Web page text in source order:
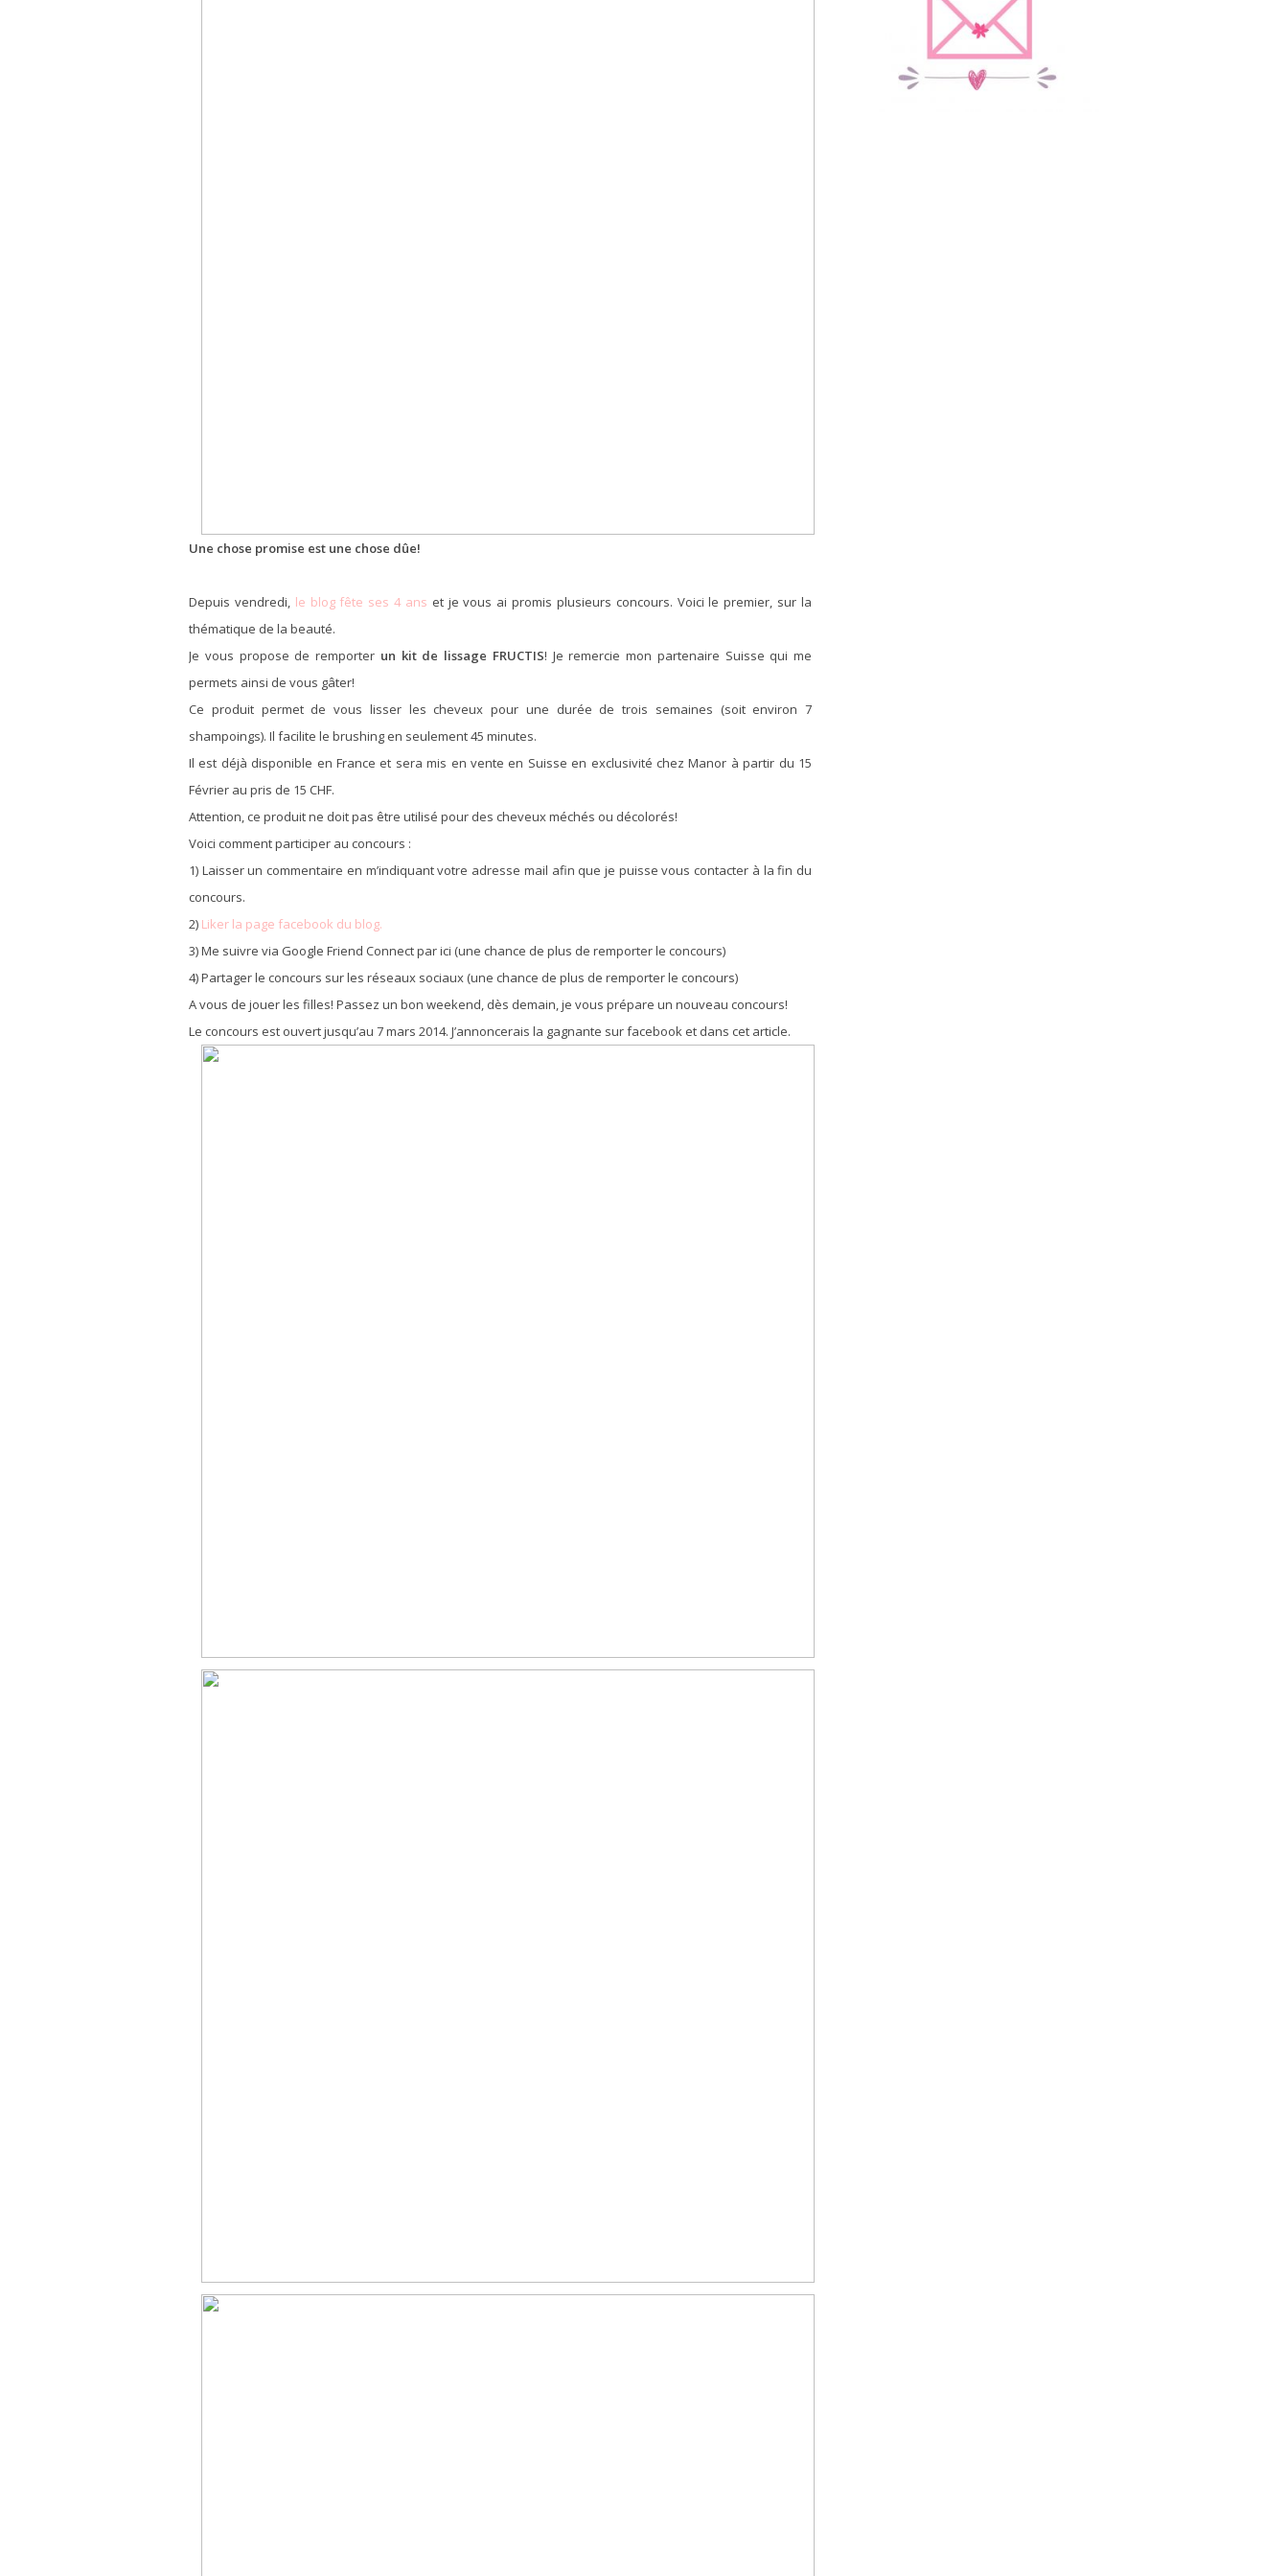
Une chose promise est une chose dûe!
Depuis vendredi, le blog fête ses 4 ans et je vous ai promis plusieurs concours. Voici le premier, sur la
thématique de la beauté.
Je vous propose de remporter un kit de lissage FRUCTIS! Je remercie mon partenaire Suisse qui me
permets ainsi de vous gâter!
Ce produit permet de vous lisser les cheveux pour une durée de trois semaines (soit environ 7
shampoings). Il facilite le brushing en seulement 45 minutes.
Il est déjà disponible en France et sera mis en vente en Suisse en exclusivité chez Manor à partir du 15
Février au pris de 15 CHF.
Attention, ce produit ne doit pas être utilisé pour des cheveux méchés ou décolorés!
Voici comment participer au concours :
1) Laisser un commentaire en m’indiquant votre adresse mail afin que je puisse vous contacter à la fin du
concours.
2) Liker la page facebook du blog.
3) Me suivre via Google Friend Connect par ici (une chance de plus de remporter le concours)
4) Partager le concours sur les réseaux sociaux (une chance de plus de remporter le concours)
A vous de jouer les filles! Passez un bon weekend, dès demain, je vous prépare un nouveau concours!
Le concours est ouvert jusqu’au 7 mars 2014. J’annoncerais la gagnante sur facebook et dans cet article.